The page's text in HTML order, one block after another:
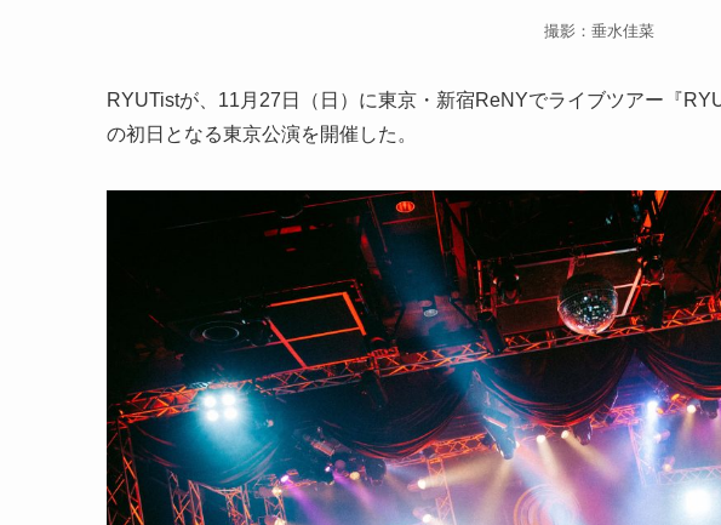
撮影：垂水佳菜
RYUTistが、11月27日（日）に東京・新宿ReNYでライブツアー『
の初日となる東京公演を開催した。